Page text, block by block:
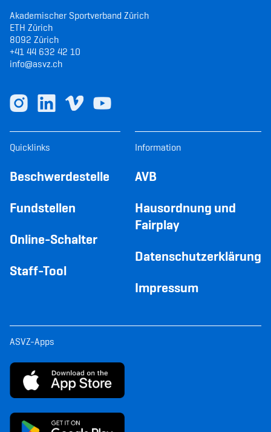
Akademischer Sportverband Zürich
ETH Zürich
8092 Zürich
+41 44 632 42 10
info@asvz.ch
Quicklinks
Beschwerdestelle
Fundstellen
Online-Schalter
Staff-Tool
Information
AVB
Hausordnung und
Fairplay
Datenschutzerklärung
Impressum
ASVZ-Apps